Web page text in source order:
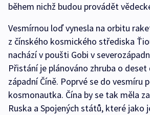
během nichž budou provádět
Vesmírnou loď vynesla na orbitu
z čínského kosmického střediska
nachází v poušti Gobi v
Přistání je plánováno zhruba o deset
západní Číně. Poprvé se do vesmíru
kosmonautka. Čína by se tak měla
Ruska a Spojených států, které jako